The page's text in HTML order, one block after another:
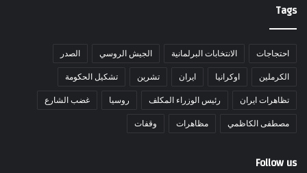
Tags
احتجاجات الانتخابات البرلمانية الجيش الروسي الصدر
الكرملين اوكرانيا ايران تشرين تشكيل الحكومة
تظاهرات ايران رئيس الوزراء المكلف روسيا غضب الشارع
مصطفى الكاظمي مظاهرات وقفات
Follow us